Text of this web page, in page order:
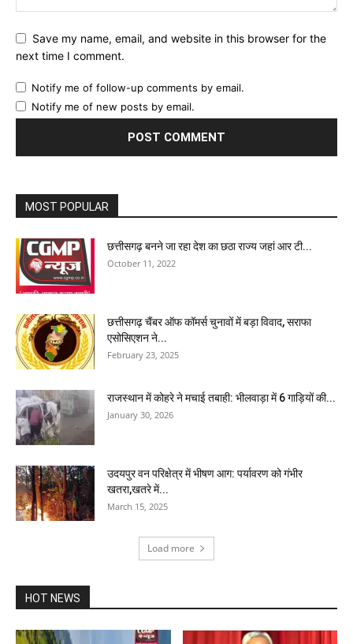
Save my name, email, and website in this browser for the
next time I comment.
Notify me of follow-up comments by email.
Notify me of new posts by email.
MOST POPULAR
छत्तीसगढ़ बनने जा रहा देश का छठा राज्य जहां आर टी...
October 11, 2022
छत्तीसगढ़ चैंबर ऑफ कॉमर्स चुनावों में बड़ा विवाद, सराफा
एसोसिएशन ने...
February 23, 2025
राजस्थान में कोहरे ने मचाई तबाही: भीलवाड़ा में 6 गाड़ियों की...
January 30, 2026
उदयपुर वन परिक्षेत्र में भीषण आग: पर्यावरण को गंभीर
खतरा,खतरे में...
March 15, 2025
Load more
HOT NEWS